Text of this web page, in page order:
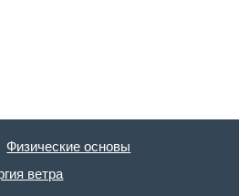
Физические основы
ветра